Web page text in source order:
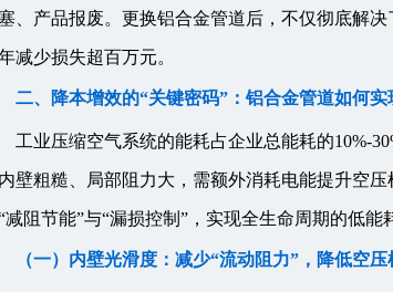
、产品报废。更换铝合金管道后，不仅彻底解
减少损失超百万元。
二、降本增效的“关键密码”：铝合金管道如何实
工业压缩空气系统的能耗占企业总能耗的10%-
壁粗糙、局部阻力大，需额外消耗电能提升空
减阻节能”与“漏损控制”，实现全生命周期的低能
（一）内壁光滑度：减少“流动阻力”，降低空压